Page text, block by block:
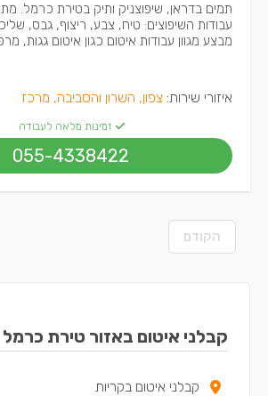
תמים בדראן, שיפוצניק ותיק בטירת כרמל.
עבודות השיפוצים: טיח, צבע, ריצוף, גבס,
מבצע מגוון עבודות איטום כגון איטום גגות,
איזורי שירות: צפון, השרון והסביבה, מרכז
זמינות מלאה לעבודה
055-4338422
הקודם
קבלני איטום באזור טירת כרמל
קבלני איטום בקריות